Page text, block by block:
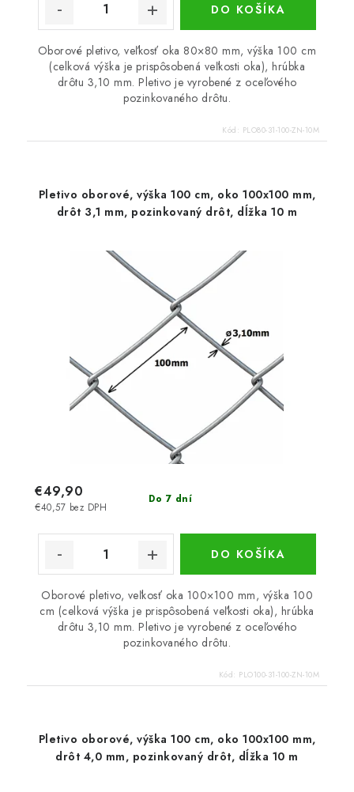
DO KOŠÍKA
Oborové pletivo, veľkosť oka 80×80 mm, výška 100 cm
(celková výška je prispôsobená veľkosti oka), hrúbka
drôtu 3,10 mm. Pletivo je vyrobené z oceľového
pozinkovaného drôtu.
Kód: PLO80-31-100-ZN-10M
Pletivo oborové, výška 100 cm, oko 100x100 mm,
drôt 3,1 mm, pozinkovaný drôt, dĺžka 10 m
Do 7 dní
€40,57 bez DPH
€49,90
DO KOŠÍKA
Oborové pletivo, veľkosť oka 100×100 mm, výška 100
cm (celková výška je prispôsobená veľkosti oka), hrúbka
drôtu 3,10 mm. Pletivo je vyrobené z oceľového
pozinkovaného drôtu.
Kód: PLO100-31-100-ZN-10M
Pletivo oborové, výška 100 cm, oko 100x100 mm,
drôt 4,0 mm, pozinkovaný drôt, dĺžka 10 m